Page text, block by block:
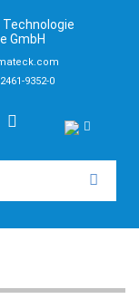
Technologie
GmbH
9352-0